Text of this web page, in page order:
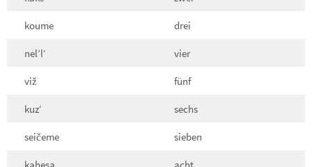
koume drei
nel’l‘ vier
viž fünf
kuz‘ sechs
seičeme sieben